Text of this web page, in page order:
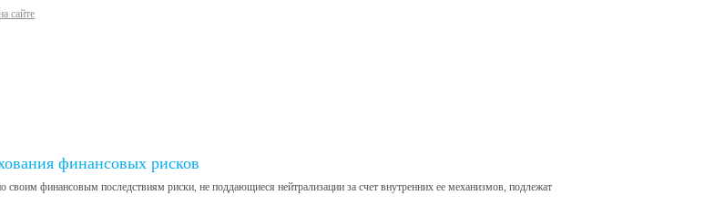
сайте
финансовых рисков
своим финансовым последствиям риски, не поддающиеся нейтрализации за счет внутренних ее механизмов, подлежат